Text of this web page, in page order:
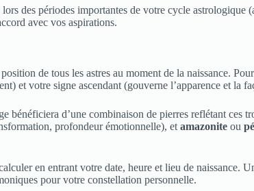
des périodes importantes de votre cycle
avec vos aspirations.
de tous les astres au moment de la naissance.
et votre signe ascendant (gouverne l’apparence et la
d’une combinaison de pierres reflétant ces
profondeur émotionnelle), etamazonite ou
en entrant votre date, heure et lieu de naissance.
pour votre constellation personnelle.